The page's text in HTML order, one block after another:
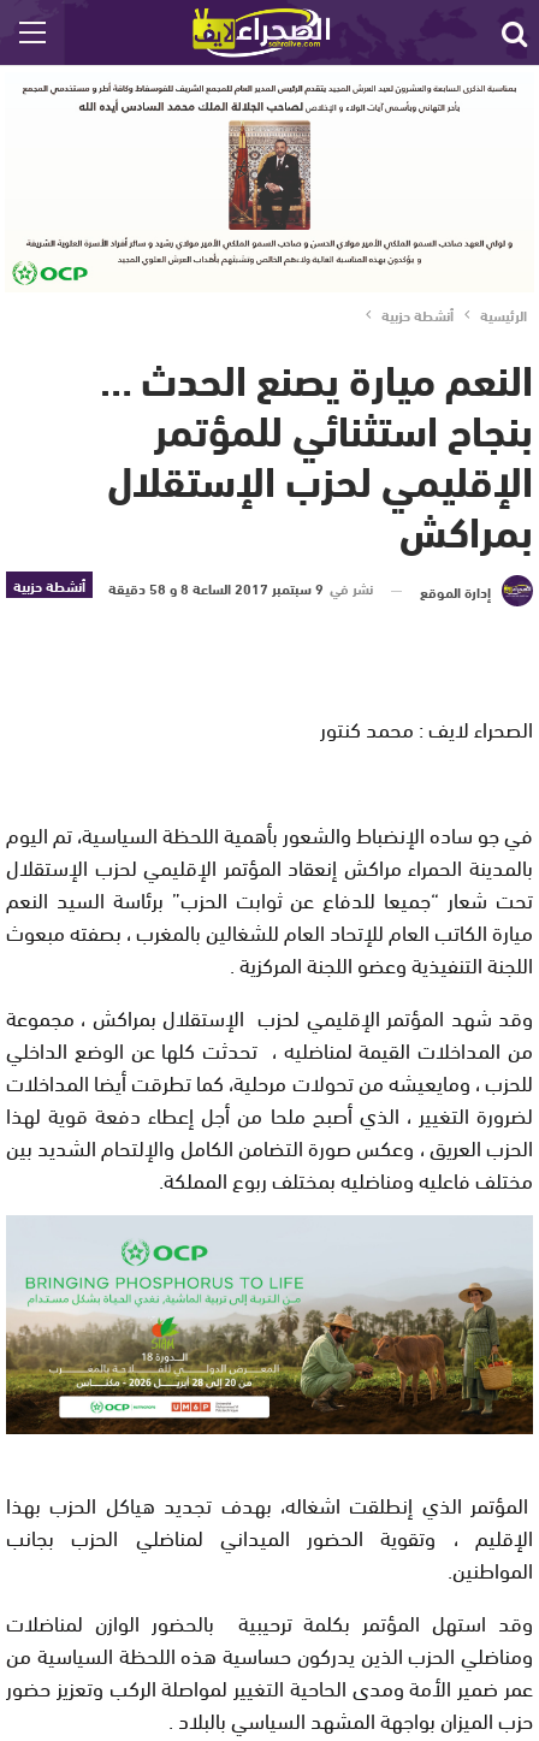
الرئيسية أنشطة حزبية
النعم ميارة يصنع الحدث …
بنجاح استثنائي للمؤتمر
الإقليمي لحزب الإستقلال
بمراكش
أنشطة حزبية إدارة الموقع نشر في 9 سبتمبر 2017 الساعة 8 و 58 دقيقة
الصحراء لايف : محمد كنتور
في جو ساده الإنضباط والشعور بأهمية اللحظة السياسية، تم اليوم
بالمدينة الحمراء مراكش إنعقاد المؤتمر الإقليمي لحزب الإستقلال
تحت شعار “جميعا للدفاع عن ثوابت الحزب” برئاسة السيد النعم
ميارة الكاتب العام للإتحاد العام للشغالين بالمغرب ، بصفته مبعوث
اللجنة التنفيذية وعضو اللجنة المركزية .
وقد شهد المؤتمر الإقليمي لحزب الإستقلال بمراكش ، مجموعة
من المداخلات القيمة لمناضليه ، تحدثت كلها عن الوضع الداخلي
للحزب ، ومايعيشه من تحولات مرحلية، كما تطرقت أيضا المداخلات
لضرورة التغيير ، الذي أصبح ملحا من أجل إعطاء دفعة قوية لهذا
الحزب العريق ، وعكس صورة التضامن الكامل والإلتحام الشديد بين
مختلف فاعليه ومناضليه بمختلف ربوع المملكة.
المؤتمر الذي إنطلقت اشغاله، بهدف تجديد هياكل الحزب بهذا
الإقليم ، وتقوية الحضور الميداني لمناضلي الحزب بجانب
المواطنين.
وقد استهل المؤتمر بكلمة ترحيبية بالحضور الوازن لمناضلات
ومناضلي الحزب الذين يدركون حساسية هذه اللحظة السياسية من
عمر ضمير الأمة ومدى الحاحية التغيير لمواصلة الركب وتعزيز حضور
حزب الميزان بواجهة المشهد السياسي بالبلاد .